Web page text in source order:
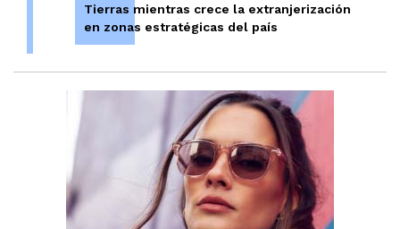
Tierras mientras crece la extranjerización
en zonas estratégicas del país